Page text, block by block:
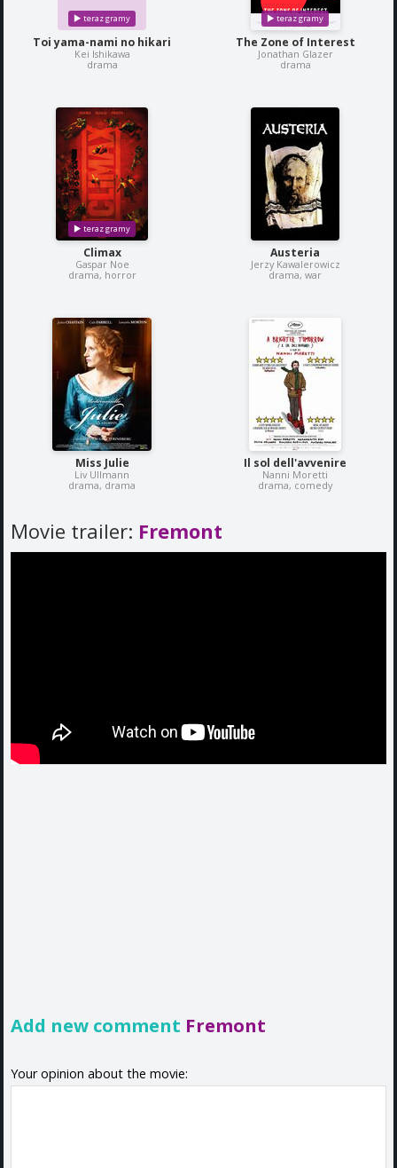
Toi yama-nami no hikari
Kei Ishikawa
drama
The Zone of Interest
Jonathan Glazer
drama
Climax
Gaspar Noe
drama, horror
Austeria
Jerzy Kawalerowicz
drama, war
Miss Julie
Liv Ullmann
drama, drama
Il sol dell'avvenire
Nanni Moretti
drama, comedy
Movie trailer: Fremont
Add new comment Fremont
Your opinion about the movie: